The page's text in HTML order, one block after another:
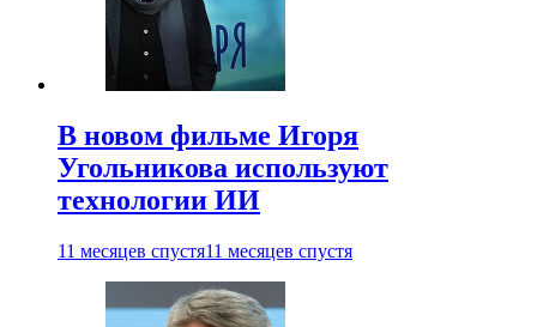
В новом фильме Игоря
Угольникова используют
технологии ИИ
11 месяцев спустя11 месяцев спустя